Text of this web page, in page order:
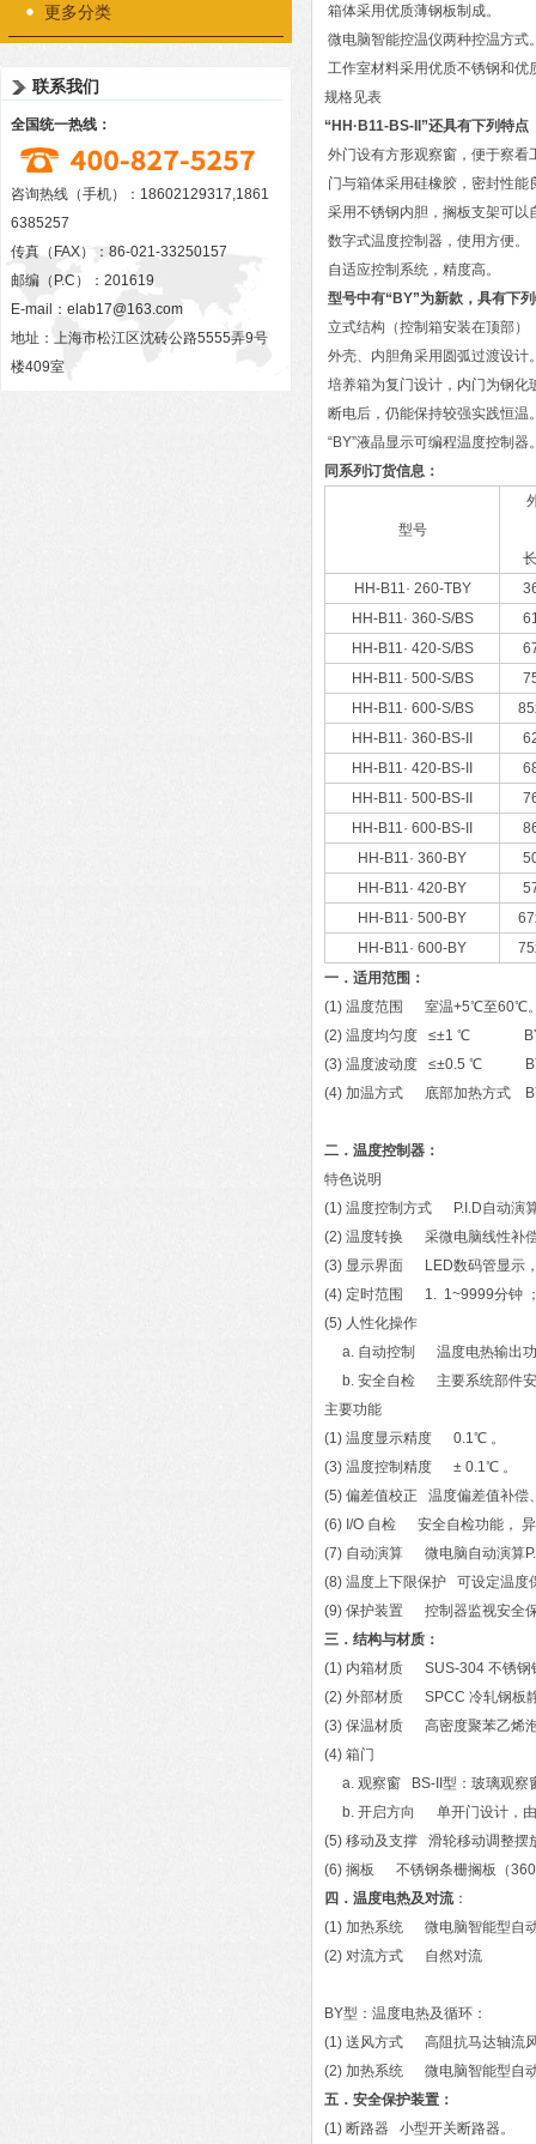
更多分类
联系我们
全国统一热线：
咨询热线（手机）：18602129317,1861
6385257
传真（FAX）：86-021-33250157
邮编（P.C）：201619
E-mail： elab17@163.com
地址：上海市松江区沈砖公路5555弄9号
楼409室
箱体采用优质薄钢板制成。
微电脑智能控温仪两种控温方式
工作室材料采用优质不锈钢和优
规格见表
“HH·B11-BS-II”还具有下列特点
外门设有方形观察窗，便于察看
门与箱体采用硅橡胶，密封性能
采用不锈钢内胆，搁板支架可以
数字式温度控制器，使用方便。
自适应控制系统，精度高。
型号中有“BY”为新款，具有下
立式结构（控制箱安装在顶部）
外壳、内胆角采用圆弧过渡设计
培养箱为复门设计，内门为钢化
断电后，仍能保持较强实践恒温
“BY”液晶显示可编程温度控制器
同系列订货信息：
型号
HH-B11· 260-TBY
HH-B11· 360-S/BS
HH-B11· 420-S/BS
HH-B11· 500-S/BS
HH-B11· 600-S/BS
HH-B11· 360-BS-II
HH-B11· 420-BS-II
HH-B11· 500-BS-II
HH-B11· 600-BS-II
HH-B11· 360-BY
HH-B11· 420-BY
HH-B11· 500-BY
HH-B11· 600-BY
一．适用范围：
(1) 温度范围 室温+5℃至60℃
(2) 温度均匀度 ≤±1 ℃ BY
(3) 温度波动度 ≤±0.5 ℃
(4) 加温方式 底部加热方式
二．温度控制器：
特色说明
(1) 温度控制方式 P.I.D自动演
(2) 温度转换 采微电脑线性补
(3) 显示界面 LED数码管显示
(4) 定时范围 1. 1~9999分钟
(5) 人性化操作
a. 自动控制 温度电热输出功
b. 安全自检 主要系统部件安
主要功能
(1) 温度显示精度 0.1℃ 。
(3) 温度控制精度 ± 0.1℃ 。
(5) 偏差值校正 温度偏差值补偿
(6) I/O 自检 安全自检功能， 异
(7) 自动演算 微电脑自动演算
(8) 温度上下限保护 可设定温度
(9) 保护装置 控制器监视安全
三．结构与材质：
(1) 内箱材质 SUS-304 不锈钢
(2) 外部材质 SPCC 冷轧钢板
(3) 保温材质 高密度聚苯乙烯
(4) 箱门
a. 观察窗 BS-II型：玻璃观察
b. 开启方向 单开门设计，由
(5) 移动及支撑 滑轮移动调整摆
(6) 搁板 不锈钢条栅搁板（360-
四．温度电热及对流：
(1) 加热系统 微电脑智能型自
(2) 对流方式 自然对流
BY型：温度电热及循环：
(1) 送风方式 高阻抗马达轴流
(2) 加热系统 微电脑智能型自
五．安全保护装置：
(1) 断路器 小型开关断路器。